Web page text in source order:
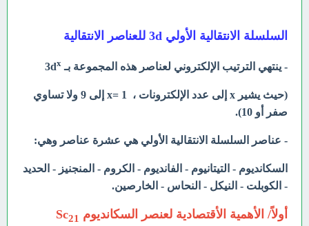
السلسلة الانتقالية الأولي 3d للعناصر الانتقالية
- ينتهي الترتيب الإلكتروني لعناصر هذه المجموعة بـ 3d x
(حيث يشير x إلى عدد الإلكترونات ، x= 1 إلى 9 ولا تساوي
صفر أو 10).
- عناصر السلسلة الانتقالية الأولي هي عشرة عناصر وهي:
السكانديوم - التيتانيوم - الفانديوم - الكروم - المنجنيز - الحديد
- الكوبلت - النيكل - النحاس - الخارصين.
أولاً/ الأهمية الأقتصادية لعنصر السكانديوم Sc 21